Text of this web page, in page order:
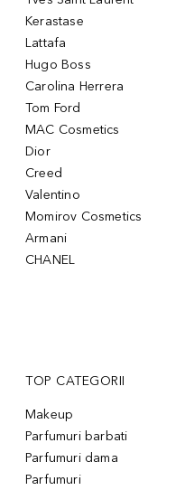
Kerastase
Lattafa
Hugo Boss
Carolina Herrera
Tom Ford
MAC Cosmetics
Dior
Creed
Valentino
Momirov Cosmetics
Armani
CHANEL
TOP CATEGORII
Makeup
Parfumuri barbati
Parfumuri dama
Parfumuri